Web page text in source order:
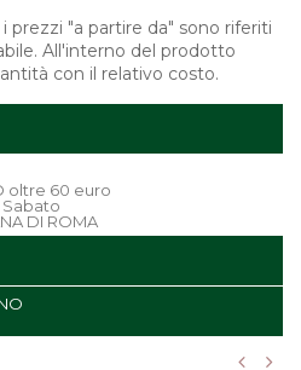
prezzi "a partire da" sono riferiti
All'interno del prodotto
con il relativo costo.
oltre 60 euro
DI ROMA